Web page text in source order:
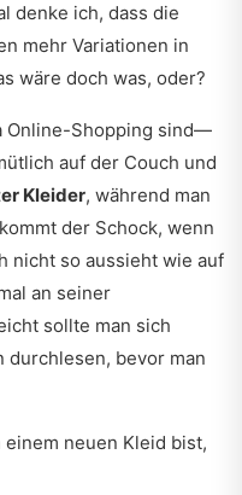
denke ich, dass die
mehr Variationen in
wäre doch was, oder?
Online-Shopping sind—
auf der Couch und
Kleider, während man
der Schock, wenn
nicht so aussieht wie auf
an seiner
sollte man sich
durchlesen, bevor man
einem neuen Kleid bist,